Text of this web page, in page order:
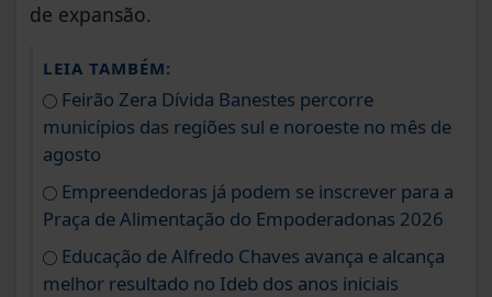
de expansão.
LEIA TAMBÉM:
Feirão Zera Dívida Banestes percorre
municípios das regiões sul e noroeste no mês de
agosto
Empreendedoras já podem se inscrever para a
Praça de Alimentação do Empoderadonas 2026
Educação de Alfredo Chaves avança e alcança
melhor resultado no Ideb dos anos iniciais